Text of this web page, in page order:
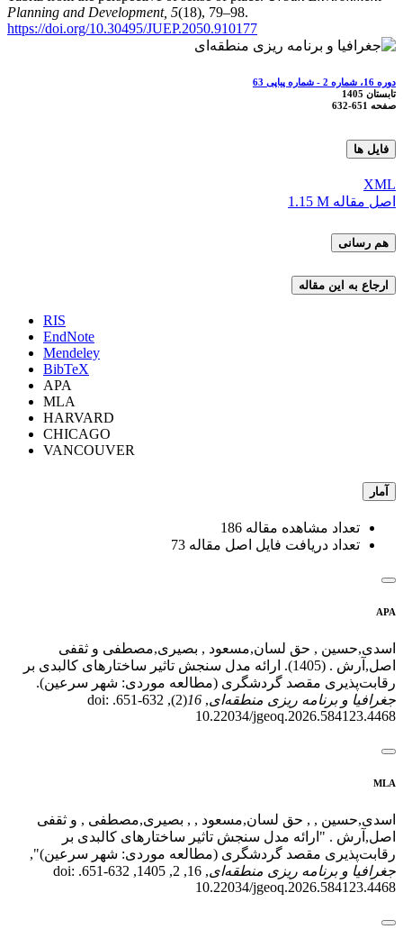
Planning and Development, 5(18), 79–98.
https://doi.org/10.30495/JUEP.2050.910177
دوره 16، شماره 2 - شماره پیاپی 63
تابستان 1405
صفحه 632-651
فایل ها
XML
اصل مقاله 1.15 M
هم رسانی
ارجاع به این مقاله
RIS
EndNote
Mendeley
BibTeX
APA
MLA
HARVARD
CHICAGO
VANCOUVER
آمار
تعداد مشاهده مقاله 186
تعداد دریافت فایل اصل مقاله 73
APA
اسدی,حسین , حق لسان,مسعود , بصیری,مصطفی و ثقفی
اصل,آرش . (1405). ارائه مدل سنجش تاثیر ساختارهای کالبدی بر
رقابت‌پذیری مقصد گردشگری (مطالعه موردی: شهر سرعین).
جغرافیا و برنامه ریزی منطقه‌ای,
16
(2), 632-651. doi:
10.22034/jgeoq.2026.584123.4468
MLA
اسدی,حسین , , حق لسان,مسعود , , بصیری,مصطفی , و ثقفی
اصل,آرش . "ارائه مدل سنجش تاثیر ساختارهای کالبدی بر
رقابت‌پذیری مقصد گردشگری (مطالعه موردی: شهر سرعین)",
جغرافیا و برنامه ریزی منطقه‌ای
, 16, 2, 1405, 632-651. doi:
10.22034/jgeoq.2026.584123.4468